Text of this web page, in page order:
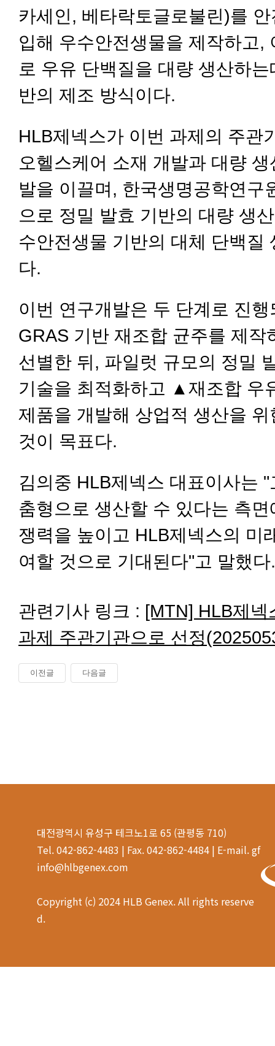
카세인, 베타락토글로불린)를
입해 우수안전생물을 제작하고,
로 우유 단백질을 대량 생산하
반의 제조 방식이다.
HLB제넥스가 이번 과제의 주관
오헬스케어 소재 개발과 대량
발을 이끌며, 한국생명공학연구
으로 정밀 발효 기반의 대량 생
수안전생물 기반의 대체 단백질
다.
이번 연구개발은 두 단계로 진
GRAS 기반 재조합 균주를 제작
선별한 뒤, 파일럿 규모의 정밀
기술을 최적화하고 ▲재조합 우
제품을 개발해 상업적 생산을
것이 목표다.
김의중 HLB제넥스 대표이사는
춤형으로 생산할 수 있다는 측
쟁력을 높이고 HLB제넥스의 미
여할 것으로 기대된다"고 말했다.
관련기사 링크 : [MTN] HLB제
과제 주관기관으로 선정
이전글 다음글
대전광역시 유성구 테크노1로 65 (관평동 710)
Tel. 042-862-4483 | Fax. 042-862-4484 | E-mail. gf
info@hlbgenex.com
Copyright (c) 2024 HLB Genex. All rights reserve
d.